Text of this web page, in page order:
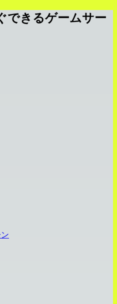
できるゲームサー